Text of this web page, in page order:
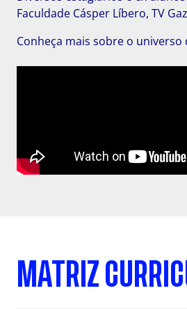
Faculdade Cásper Líbero, TV
Conheça mais sobre o
MATRIZ